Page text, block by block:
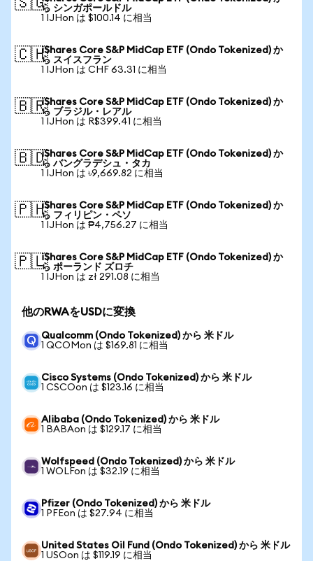
🇸🇬ら シンガポールドル
1 IJHon は $100.14 に相当
🇨🇭iShares Core S&P MidCap ETF (Ondo Tokenized) か
ら スイスフラン
1 IJHon は CHF 63.31 に相当
🇧🇷iShares Core S&P MidCap ETF (Ondo Tokenized) か
ら ブラジル・レアル
1 IJHon は R$399.41 に相当
🇧🇩iShares Core S&P MidCap ETF (Ondo Tokenized) か
ら バングラデシュ・タカ
1 IJHon は ৳9,669.82 に相当
🇵🇭iShares Core S&P MidCap ETF (Ondo Tokenized) か
ら フィリピン・ペソ
1 IJHon は ₱4,756.27 に相当
🇵🇱iShares Core S&P MidCap ETF (Ondo Tokenized) か
ら ポーランド ズロチ
1 IJHon は zł 291.08 に相当
他のRWAをUSDに変換
Qualcomm (Ondo Tokenized) から 米ドル
1 QCOMon は $169.81 に相当
Cisco Systems (Ondo Tokenized) から 米ドル
1 CSCOon は $123.16 に相当
Alibaba (Ondo Tokenized) から 米ドル
1 BABAon は $129.17 に相当
Wolfspeed (Ondo Tokenized) から 米ドル
1 WOLFon は $32.19 に相当
Pfizer (Ondo Tokenized) から 米ドル
1 PFEon は $27.94 に相当
United States Oil Fund (Ondo Tokenized) から 米ドル
1 USOon は $119.19 に相当